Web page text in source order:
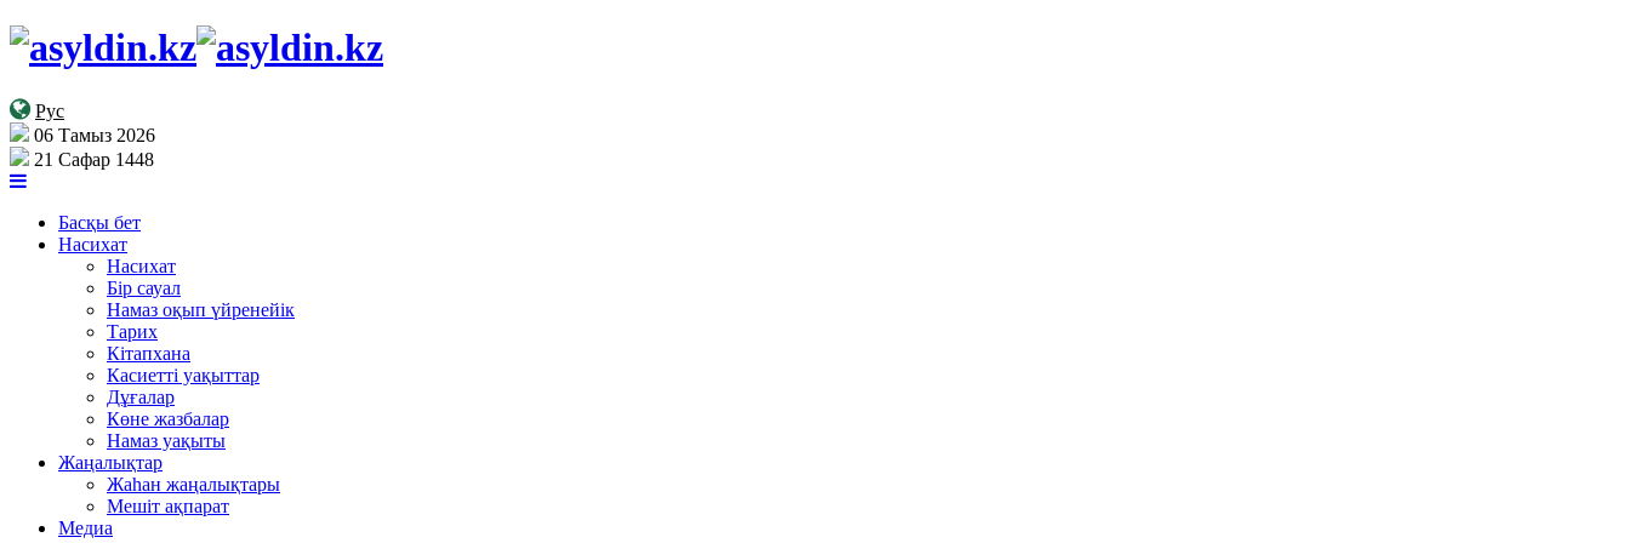
Рус
06 Тамыз 2026
21 Сафар 1448
Басқы бет
Насихат
Насихат
Бір сауал
Намаз оқып үйренейік
Тарих
Кітапхана
Касиетті уақыттар
Дұғалар
Көне жазбалар
Намаз уақыты
Жаңалықтар
Жаһан жаңалықтары
Мешіт ақпарат
Медиа